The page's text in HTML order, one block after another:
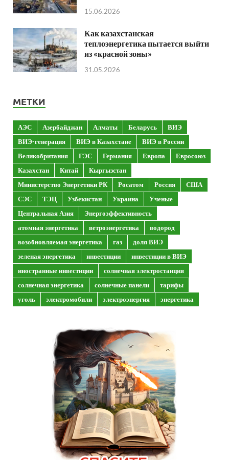
15.06.2026
Как казахстанская
теплоэнергетика пытается выйти
из «красной зоны»
31.05.2026
МЕТКИ
АЭС Азербайджан Алматы Беларусь
ВИЭ
ВИЭ-генерация
ВИЭ в Казахстане
ВИЭ в России
Великобритания
ГЭС Германия Европа
Евросоюз
Казахстан
Китай
Кыргызстан
Министерство Энергетики РК
Росатом Россия
США
СЭС
ТЭЦ Узбекистан Украина
Ученые
Центральная Азия
Энергоэффективность
атомная энергетика
ветроэнергетика
водород
возобновляемая энергетика
газ
доля ВИЭ
зеленая энергетика
инвестиции
инвестиции в ВИЭ
иностранные инвестиции
солнечная электростанция
солнечная энергетика
солнечные панели
тарифы
уголь
электромобили электроэнергия энергетика